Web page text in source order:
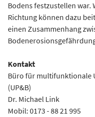
Bodens festzustellen
Richtung können dazu
einen Zusammenhang
Kontakt
Büro für multifunktionale
(UP&B)
Dr. Michael Link
Mobil: 0173 - 88 21 995